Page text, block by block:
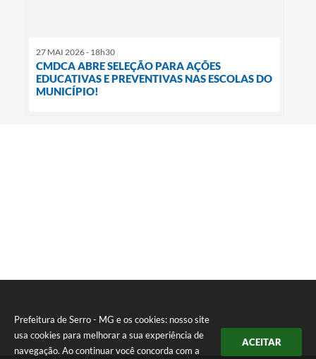
Prefeitura de Serro - MG e os cookies: nosso site
usa cookies para melhorar a sua experiência de
navegação. Ao continuar você concorda com a
ACEITAR
27 MAI 2026 - 18h30
CMDCA ABRE SELEÇÃO PARA AÇÕES
EDUCATIVAS E PREVENTIVAS NAS ESCOLAS DO
MUNICÍPIO!